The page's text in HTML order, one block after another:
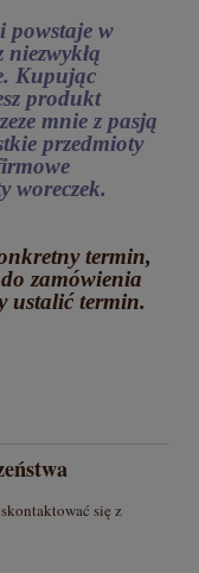
powstaje w
Kupując
produkt
mnie z pasją
przedmioty
woreczek.
termin,
zamówienia
ustalić termin.
się z